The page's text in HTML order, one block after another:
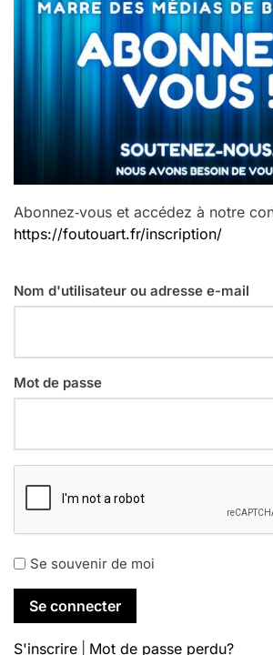
Abonnez‑vous et accédez à notre
https://foutouart.fr/inscription/
Nom d'utilisateur ou adresse e-mail
Mot de passe
Se souvenir de moi
S'inscrire Mot de passe perdu?